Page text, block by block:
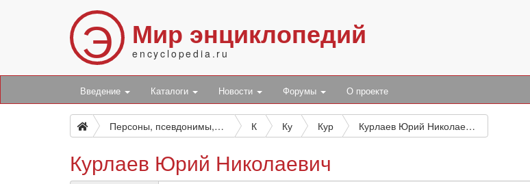
Э Мир энциклопедий
encyclopedia.ru
Введение Каталоги Новости Форумы О проекте
Персоны, псевдонимы, персонажи и боты К Ку Кур Курлаев Юрий Николаевич
Курлаев Юрий Николаевич